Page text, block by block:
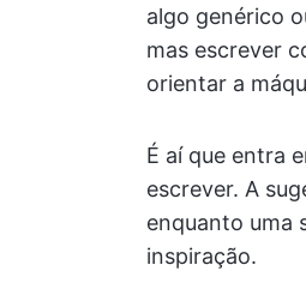
algo genérico
mas escrever
orientar a
É aí que entra
escrever. A
enquanto uma
inspiração.